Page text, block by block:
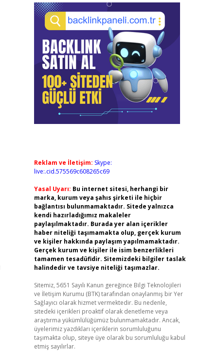
Reklam ve İletişim: Skype:
live:.cid.575569c608265c69
Yasal Uyarı: Bu internet sitesi, herhangi bir
marka, kurum veya şahıs şirketi ile hiçbir
bağlantısı bulunmamaktadır. Sitede yalnızca
kendi hazırladığımız makaleler
paylaşılmaktadır. Burada yer alan içerikler
haber niteliği taşımamakta olup, gerçek kurum
ve kişiler hakkında paylaşım yapılmamaktadır.
Gerçek kurum ve kişiler ile isim benzerlikleri
tamamen tesadüfidir. Sitemizdeki bilgiler taslak
halindedir ve tavsiye niteliği taşımazlar.
Sitemiz, 5651 Sayılı Kanun gereğince Bilgi Teknolojileri
ve İletişim Kurumu (BTK) tarafından onaylanmış bir Yer
Sağlayıcı olarak hizmet vermektedir. Bu nedenle,
sitedeki içerikleri proaktif olarak denetleme veya
araştırma yükümlülüğümüz bulunmamaktadır. Ancak,
üyelerimiz yazdıkları içeriklerin sorumluluğunu
taşımakta olup, siteye üye olarak bu sorumluluğu kabul
etmiş sayılırlar.